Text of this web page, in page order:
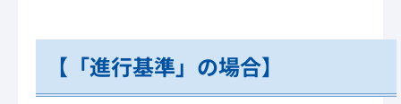
【「進行基準」の場合】